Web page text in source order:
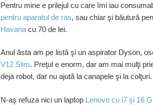
Pentru mine e prilejul cu care îmi iau
pentru aparatul de ras, sau chiar şi băutură
Havanacu 70 de lei.
Anul ăsta am pe listă şi un aspirator Dyson,
V12 Slim. Preţul e enorm, dar am mai mulţi
deja robot, dar nu ajută la canapele şi la colţuri.
N-aş refuza nici un laptop Lenovo cu i7 şi 16